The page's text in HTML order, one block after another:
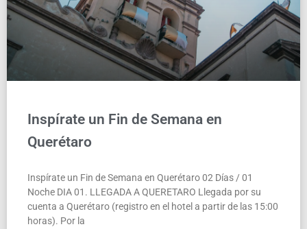
Inspírate un Fin de Semana en
Querétaro
Inspírate un Fin de Semana en Querétaro 02 Días / 01
Noche DIA 01. LLEGADA A QUERETARO Llegada por su
cuenta a Querétaro (registro en el hotel a partir de las 15:00
horas). Por la